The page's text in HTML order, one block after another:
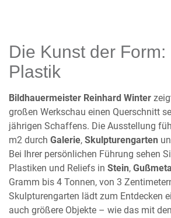
Die Kunst der
Plastik
Bildhauermeister Reinhard Winter
großen Werkschau einen Querschnitt
jährigen Schaffens. Die Ausstellung
m2 durch Galerie, Skulpturengarten
Bei Ihrer persönlichen Führung sehen
Plastiken und Reliefs in Stein,
Gramm bis 4 Tonnen, von 3
Skulpturengarten lädt zum Entdecken
auch größere Objekte – wie das mit